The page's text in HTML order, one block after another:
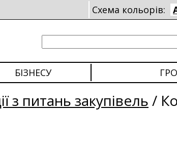
Схема кольорів:
БІЗНЕСУ
з питань закупівель /